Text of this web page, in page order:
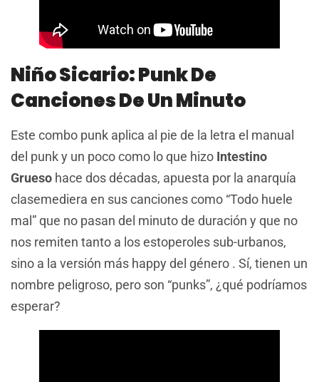
Niño Sicario: Punk De
Canciones De Un Minuto
Este combo punk aplica al pie de la letra el manual
del punk y un poco como lo que hizo Intestino
Grueso hace dos décadas, apuesta por la anarquía
clasemediera en sus canciones como “Todo huele
mal” que no pasan del minuto de duración y que no
nos remiten tanto a los estoperoles sub-urbanos,
sino a la versión más happy del género . Sí, tienen un
nombre peligroso, pero son “punks”, ¿qué podríamos
esperar?